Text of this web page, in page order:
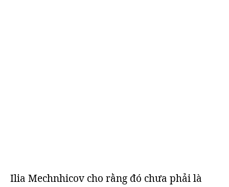
Ilia Mechnhicov cho rằng đó chưa phải là